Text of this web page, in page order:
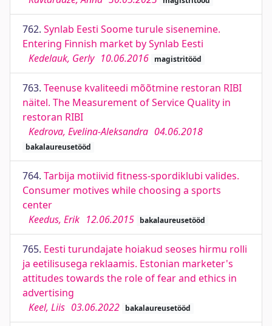
762. Synlab Eesti Soome turule sisenemine.
Entering Finnish market by Synlab Eesti
Kedelauk, Gerly 10.06.2016 magistritööd
763. Teenuse kvaliteedi mõõtmine restoran RIBI
näitel. The Measurement of Service Quality in
restoran RIBI
Kedrova, Evelina-Aleksandra 04.06.2018
bakalaureusetööd
764. Tarbija motiivid fitness-spordiklubi valides.
Consumer motives while choosing a sports
center
Keedus, Erik 12.06.2015 bakalaureusetööd
765. Eesti turundajate hoiakud seoses hirmu rolli
ja eetilisusega reklaamis. Estonian marketer's
attitudes towards the role of fear and ethics in
advertising
Keel, Liis 03.06.2022 bakalaureusetööd